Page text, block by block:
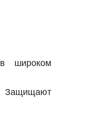
в широком
Защищают